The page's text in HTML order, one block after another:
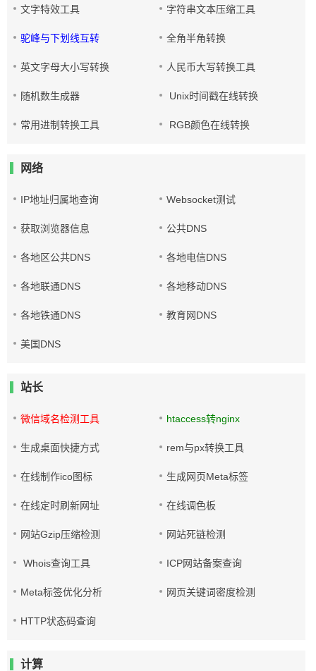
文字特效工具 字符串文本压缩工具
驼峰与下划线互转 全角半角转换
英文字母大小写转换 人民币大写转换工具
随机数生成器 Unix时间戳在线转换
常用进制转换工具 RGB颜色在线转换
网络
IP地址归属地查询 Websocket测试
获取浏览器信息 公共DNS
各地区公共DNS 各地电信DNS
各地联通DNS 各地移动DNS
各地铁通DNS 教育网DNS
美国DNS
站长
微信域名检测工具 htaccess转nginx
生成桌面快捷方式 rem与px转换工具
在线制作ico图标 生成网页Meta标签
在线定时刷新网址 在线调色板
网站Gzip压缩检测 网站死链检测
Whois查询工具 ICP网站备案查询
Meta标签优化分析 网页关键词密度检测
HTTP状态码查询
计算